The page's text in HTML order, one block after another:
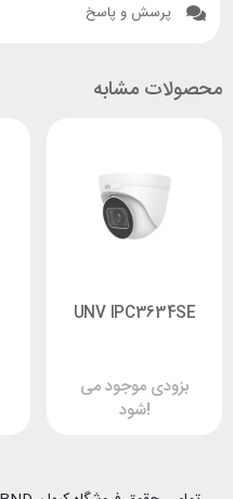
پرسش و پاسخ
محصولات مشابه
UNV IPC3634SE
بزودی موجود می
شود!